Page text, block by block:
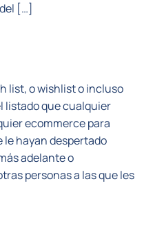
[…]
list, o wishlist o incluso
listado que cualquier
ecommerce para
le hayan despertado
adelante o
personas a las que les